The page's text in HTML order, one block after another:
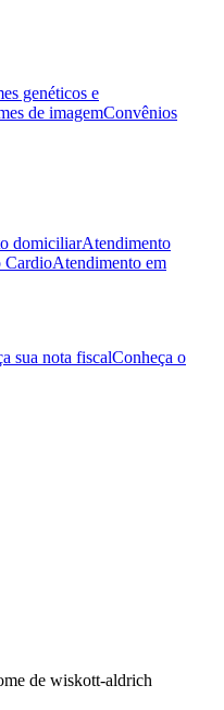
genéticos e
de imagemConvênios
domiciliarAtendimento
CardioAtendimento em
sua nota fiscalConheça o
de wiskott-aldrich